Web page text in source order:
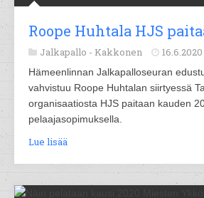
Roope Huhtala HJS
Jalkapallo - Kakkonen 16.6.2020
Hämeenlinnan Jalkapalloseuran
vahvistuu Roope Huhtalan siirtyessä
organisaatiosta HJS paitaan kauden
pelaajasopimuksella.
Lue lisää